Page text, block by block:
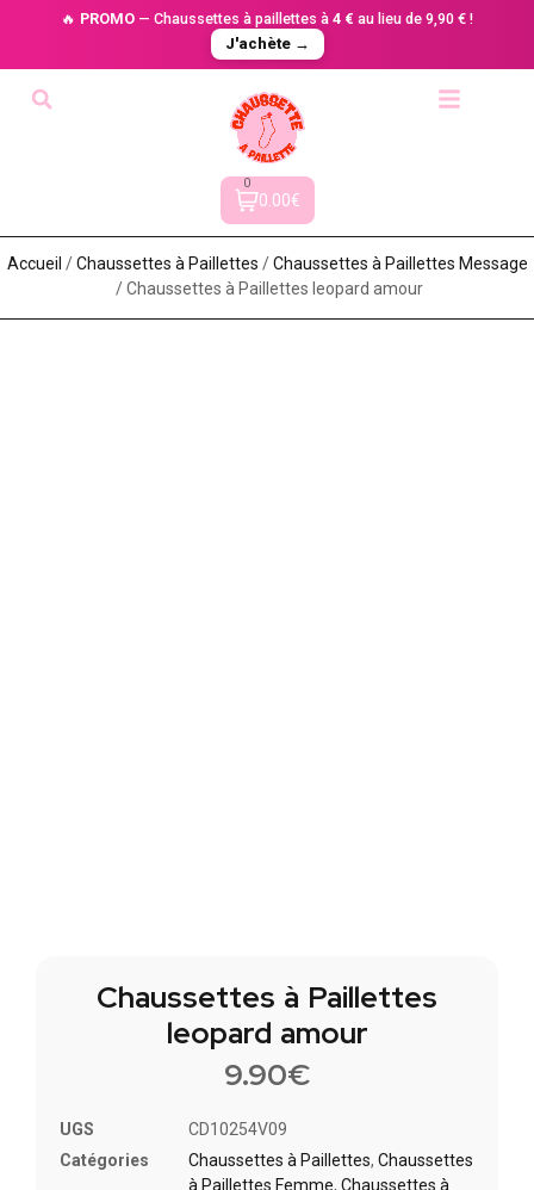
🔥 PROMO — Chaussettes à paillettes à 4 € au lieu de 9,90 € !
J'achète →
0
0.00€
Accueil /Chaussettes à Paillette​s /Chaussettes à Paillettes Message​
/ Chaussettes à Paillettes leopard amour
Chaussettes à Paillettes
leopard amour
9.90€
UGS
CD10254V09
Catégories
Chaussettes à Paillette​s, Chaussettes
à Paillettes Femme, Chaussettes à